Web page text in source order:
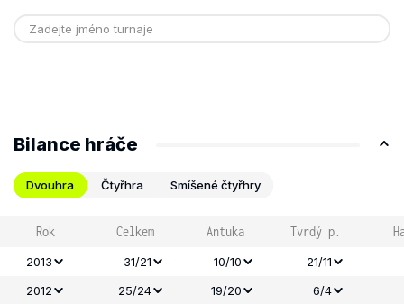
Bilance hráče
Dvouhra Čtyřhra Smíšené čtyřhry
Rok Celkem Antuka Tvrdý p.
2013 31/21 10/10
21/11
2012
25/24 19/20
6/4